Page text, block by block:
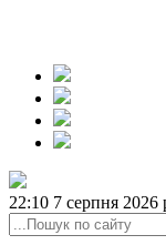
22:10 7 серпня 2026